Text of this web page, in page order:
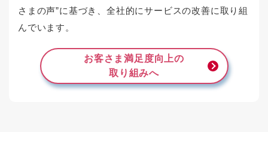
さまの声”に基づき、全社的にサービスの改善に取り組
んでいます。
お客さま満足度向上の
取り組みへ